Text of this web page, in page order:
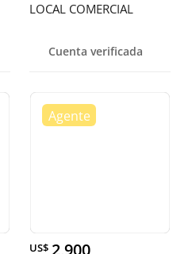
LOCAL COMERCIAL
Cuenta verificada
US$ 2,900